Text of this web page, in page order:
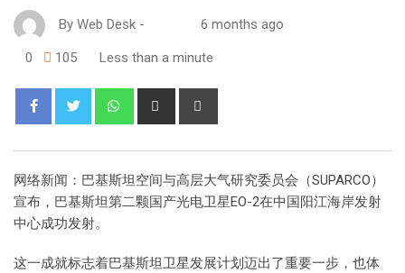
By Web Desk - 6 months ago
0 105 Less than a minute
网络新闻：巴基斯坦空间与高层大气研究委员会（SUPARCO）
宣布，巴基斯坦第二颗国产光电卫星EO-2在中国阳江海岸发射
中心成功发射。
这一成就标志着巴基斯坦卫星发展计划迈出了重要一步，也体